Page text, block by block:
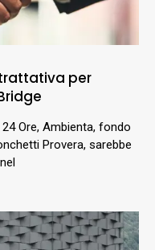
per
Ore, Ambienta, fondo
Provera, sarebbe